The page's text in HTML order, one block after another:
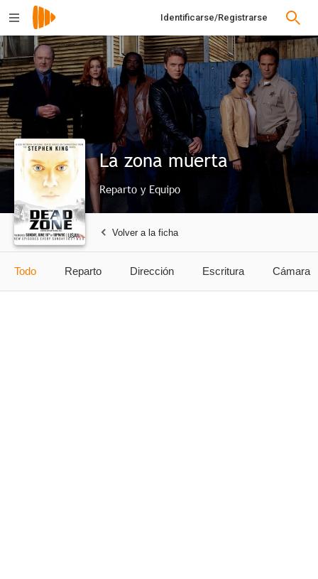
Identificarse/Registrarse
La zona muerta
Reparto y Equipo
Volver a la ficha
Todo Reparto Dirección Escritura Cámara